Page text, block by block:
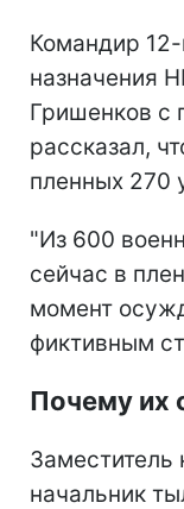
Командир
назначения
Гришенков с
рассказал,
пленных 270
"Из 600
сейчас в
момент
фиктивным
Почему их
Заместитель
начальник